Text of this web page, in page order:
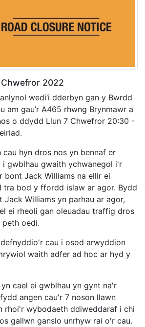
2022
wedi’i dderbyn gan y Bwrdd
am gau’r A465 rhwng Brynmawr a
o ddydd Llun 7 Chwefror 20:30 -
cau hyn dros nos yn bennaf er
i gwblhau gwaith ychwanegol i'r
bont Jack Williams na ellir ei
tra bod y ffordd islaw ar agor. Bydd
Williams yn parhau ar agor,
ei rheoli gan oleuadau traffig dros
oedi.
cau i osod arwyddion
waith adfer ad hoc ar hyd y
cael ei gwblhau yn gynt na'r
angen cau'r 7 noson llawn
rhoi'r wybodaeth ddiweddaraf i chi
gallwn ganslo unrhyw rai o'r cau.